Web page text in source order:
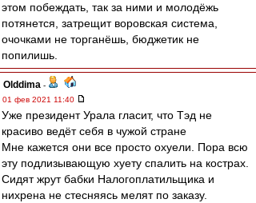
этом побеждать, так за ними и молодёжь
потянется, затрещит воровская система,
очочками не торганёшь, бюджетик не
попилишь.
Olddima -
01 фев 2021 11:40
Уже президент Урала гласит, что Тэд не
красиво ведёт себя в чужой стране
Мне кажется они все просто охуели. Пора всю
эту подлизывающую хуету спалить на кострах.
Сидят жрут бабки Налогоплатильщика и
нихрена не стесняясь мелят по заказу.